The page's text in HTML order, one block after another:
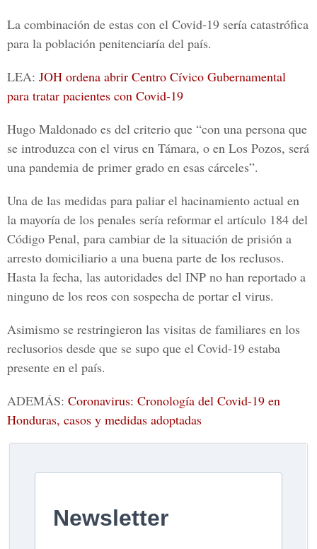
La combinación de estas con el Covid-19 sería catastrófica
para la población penitenciaría del país.
LEA: JOH ordena abrir Centro Cívico Gubernamental
para tratar pacientes con Covid-19
Hugo Maldonado es del criterio que “con una persona que
se introduzca con el virus en Támara, o en Los Pozos, será
una pandemia de primer grado en esas cárceles”.
Una de las medidas para paliar el hacinamiento actual en
la mayoría de los penales sería reformar el artículo 184 del
Código Penal, para cambiar de la situación de prisión a
arresto domiciliario a una buena parte de los reclusos.
Hasta la fecha, las autoridades del INP no han reportado a
ninguno de los reos con sospecha de portar el virus.
Asimismo se restringieron las visitas de familiares en los
reclusorios desde que se supo que el Covid-19 estaba
presente en el país.
ADEMÁS: Coronavirus: Cronología del Covid-19 en
Honduras, casos y medidas adoptadas